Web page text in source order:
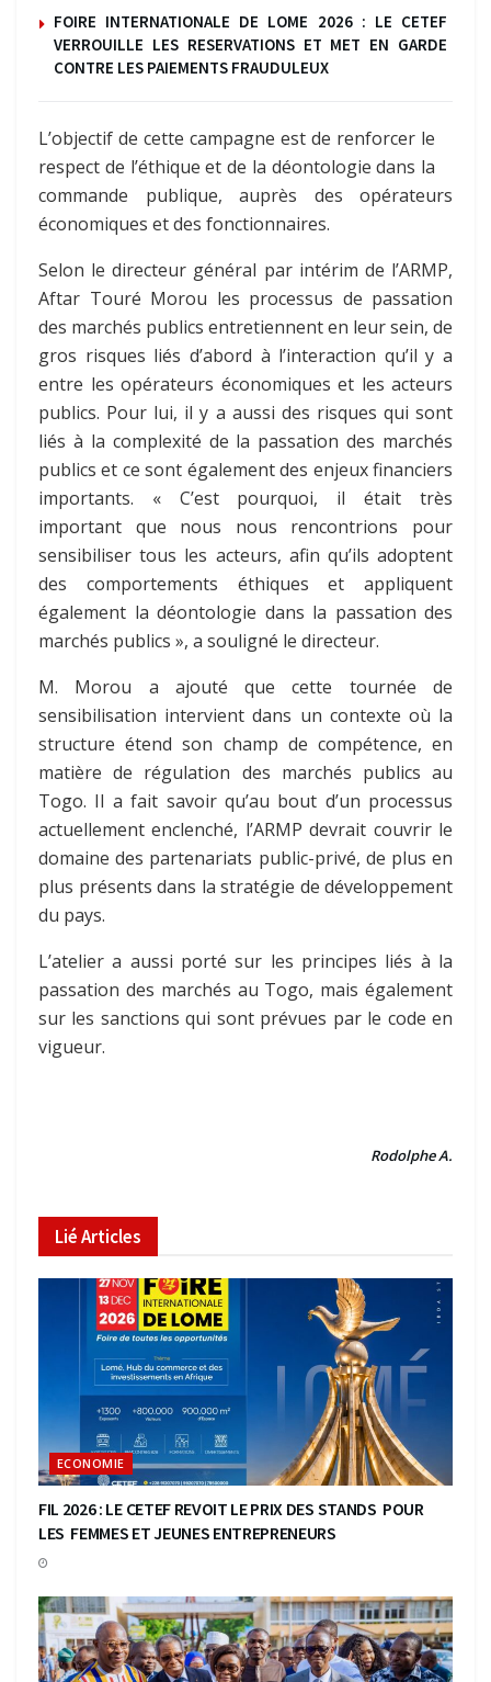
FOIRE INTERNATIONALE DE LOME 2026 : LE CETEF
VERROUILLE LES RESERVATIONS ET MET EN GARDE
CONTRE LES PAIEMENTS FRAUDULEUX
L’objectif de cette campagne est de renforcer le
respect de l’éthique et de la déontologie dans la
commande publique, auprès des opérateurs
économiques et des fonctionnaires.
Selon le directeur général par intérim de l’ARMP,
Aftar Touré Morou les processus de passation
des marchés publics entretiennent en leur sein, de
gros risques liés d’abord à l’interaction qu’il y a
entre les opérateurs économiques et les acteurs
publics. Pour lui, il y a aussi des risques qui sont
liés à la complexité de la passation des marchés
publics et ce sont également des enjeux financiers
importants. « C’est pourquoi, il était très
important que nous nous rencontrions pour
sensibiliser tous les acteurs, afin qu’ils adoptent
des comportements éthiques et appliquent
également la déontologie dans la passation des
marchés publics », a souligné le directeur.
M. Morou a ajouté que cette tournée de
sensibilisation intervient dans un contexte où la
structure étend son champ de compétence, en
matière de régulation des marchés publics au
Togo. Il a fait savoir qu’au bout d’un processus
actuellement enclenché, l’ARMP devrait couvrir le
domaine des partenariats public-privé, de plus en
plus présents dans la stratégie de développement
du pays.
L’atelier a aussi porté sur les principes liés à la
passation des marchés au Togo, mais également
sur les sanctions qui sont prévues par le code en
vigueur.
Rodolphe A.
LiéArticles
ECONOMIE
FIL 2026 : LE CETEF REVOIT LE PRIX DES STANDS POUR
LES FEMMES ET JEUNES ENTREPRENEURS